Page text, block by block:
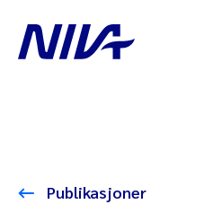
Publikasjoner